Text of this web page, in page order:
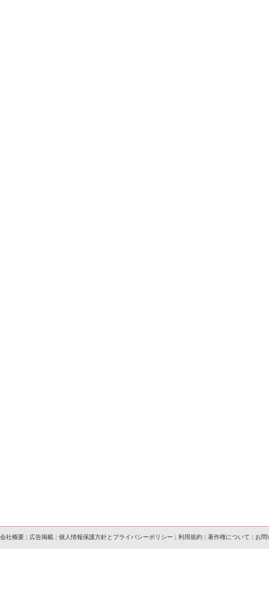
会社概要 | 広告掲載 | 個人情報保護方針とプライバシーポリシー | 利用規約 | 著作権について | お問